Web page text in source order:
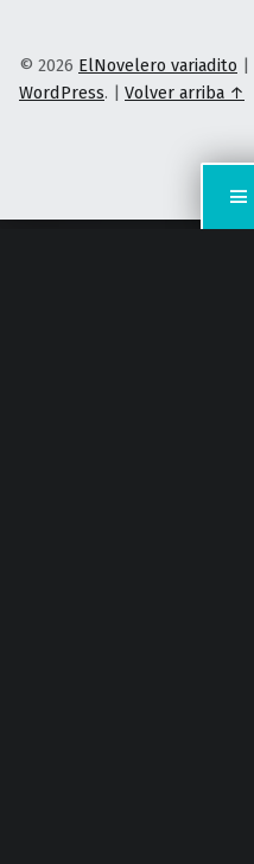
© 2026 ElNovelero variadito
WordPress. Volver arriba ↑